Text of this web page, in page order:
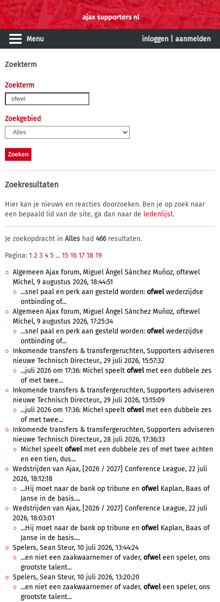
Menu inloggen aanmelden
Zoekterm
Zoekterm
Zoekgebied
Zoekresultaten
Hier kan je nieuws en reacties doorzoeken. Ben je op zoek naar
een bepaald lid van de site, ga dan naar de ledenlijst.
Je zoekopdracht in Alles had 466resultaten.
Pagina: 1 2 3 4 5 ... 15 16 17 18 19
Algemeen Ajax forum, Miguel Ángel Sánchez Muñoz, oftewel
Míchel, 9 augustus 2026, 18:44:51
...snel paal en perk aan gesteld worden: ofwelwederzijdse
ontbinding of...
Algemeen Ajax forum, Miguel Ángel Sánchez Muñoz, oftewel
Míchel, 9 augustus 2026, 17:25:34
...snel paal en perk aan gesteld worden: ofwelwederzijdse
ontbinding of...
Inkomende transfers & transfergeruchten, Supporters adviseren
nieuwe Technisch Directeur., 29 juli 2026, 15:57:32
...juli 2026 om 17:36: Michel speelt ofwelmet een dubbele zes
of met twee...
Inkomende transfers & transfergeruchten, Supporters adviseren
nieuwe Technisch Directeur., 29 juli 2026, 13:15:09
...juli 2026 om 17:36: Michel speelt ofwelmet een dubbele zes
of met twee...
Inkomende transfers & transfergeruchten, Supporters adviseren
nieuwe Technisch Directeur., 28 juli 2026, 17:36:33
Michel speelt ofwelmet een dubbele zes of met twee achten
en een tien, dus...
Wedstrijden van Ajax, [2026 / 2027] Conference League, 22 juli
2026, 18:12:18
...Hij moet naar de bank op tribune en ofwelKaplan, Baas of
Janse in de basis....
Wedstrijden van Ajax, [2026 / 2027] Conference League, 22 juli
2026, 18:03:01
...Hij moet naar de bank op tribune en ofwelKaplan, Baas of
Janse in de basis....
Spelers, Sean Steur, 10 juli 2026, 13:44:24
...en niet een zaakwaarnemer of vader, ofweleen speler, ons
grootste talent...
Spelers, Sean Steur, 10 juli 2026, 13:20:20
...en niet een zaakwaarnemer of vader, ofweleen speler, ons
grootste talent...